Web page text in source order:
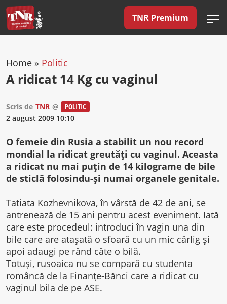
TNR Premium
Home » Politic
A ridicat 14 Kg cu vaginul
Scris de TNR @
POLITIC
2 august 2009 10:10
O femeie din Rusia a stabilit un nou record
mondial la ridicat greutăţi cu vaginul. Aceasta
a ridicat nu mai puţin de 14 kilograme de bile
de sticlă folosindu-şi numai organele genitale.
Tatiata Kozhevnikova, în vârstă de 42 de ani, se
antrenează de 15 ani pentru acest eveniment. Iată
care este procedeul: introduci în vagin una din
bile care are ataşată o sfoară cu un mic cârlig şi
apoi adaugi pe rând câte o bilă.
Totuşi, rusoaica nu se compară cu studenta
româncă de la Finanţe-Bănci care a ridicat cu
vaginul bila de pe ASE.